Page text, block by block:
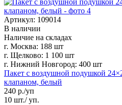
Артикул: 109014
В наличии
Наличие на складах
г. Москва: 188 шт
г. Щелково: 1 100 шт
г. Нижний Новгород: 400 шт
Пакет с воздушной подушкой
клапаном, белый
240 р./уп
10 шт./ уп.